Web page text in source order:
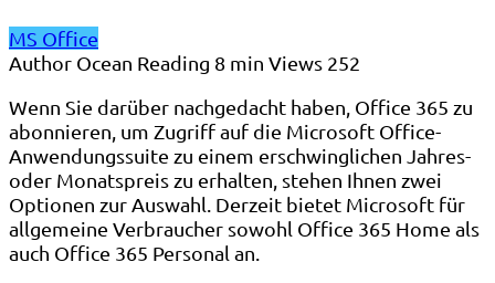
MS Office
Author Ocean Reading 8 min Views 252
Wenn Sie darüber nachgedacht haben, Office 365 zu
abonnieren, um Zugriff auf die Microsoft Office-
Anwendungssuite zu einem erschwinglichen Jahres-
oder Monatspreis zu erhalten, stehen Ihnen zwei
Optionen zur Auswahl. Derzeit bietet Microsoft für
allgemeine Verbraucher sowohl Office 365 Home als
auch Office 365 Personal an.